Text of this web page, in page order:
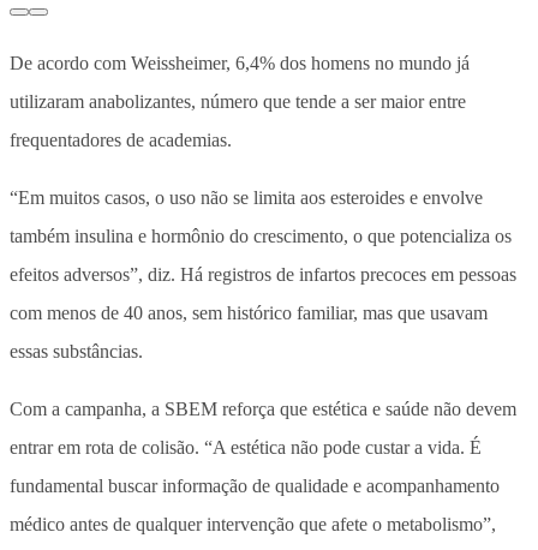
De acordo com Weissheimer, 6,4% dos homens no mundo já
utilizaram anabolizantes, número que tende a ser maior entre
frequentadores de academias.
“Em muitos casos, o uso não se limita aos esteroides e envolve
também insulina e hormônio do crescimento, o que potencializa os
efeitos adversos”, diz. Há registros de infartos precoces em pessoas
com menos de 40 anos, sem histórico familiar, mas que usavam
essas substâncias.
Com a campanha, a SBEM reforça que estética e saúde não devem
entrar em rota de colisão. “A estética não pode custar a vida. É
fundamental buscar informação de qualidade e acompanhamento
médico antes de qualquer intervenção que afete o metabolismo”,